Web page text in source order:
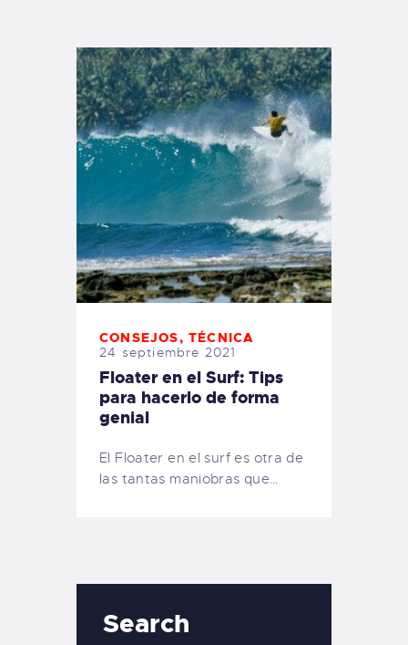
PEDIDOS
CONSEJOS,TÉCNICA
24 septiembre 2021
Floater en el Surf: Tips
para hacerlo de forma
genial
El Floater en el surf es otra de
las tantas maniobras que…
Search